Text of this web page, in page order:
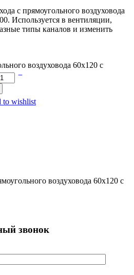
с прямоугольного воздуховода
Используется в вентиляции,
типы каналов и изменить
воздуховода 60х120 с
to wishlist
воздуховода 60х120 с
звонок